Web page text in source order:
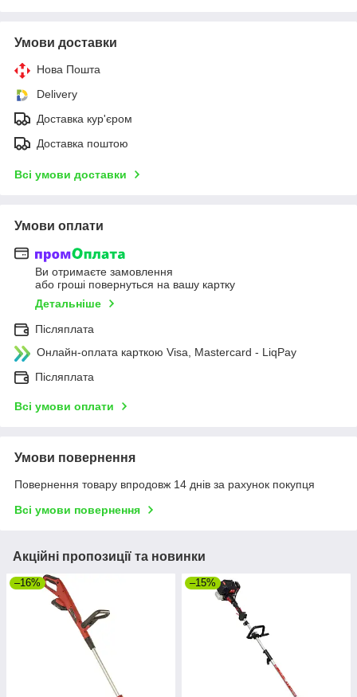
Умови доставки
Нова Пошта
Delivery
Доставка кур'єром
Доставка поштою
Всі умови доставки
Умови оплати
Ви отримаєте замовлення
або гроші повернуться на вашу картку
Детальніше
Післяплата
Онлайн-оплата карткою Visa, Mastercard - LiqPay
Післяплата
Всі умови оплати
Умови повернення
Повернення товару впродовж 14 днів за рахунок покупця
Всі умови повернення
Акційні пропозиції та новинки
–16% –15%